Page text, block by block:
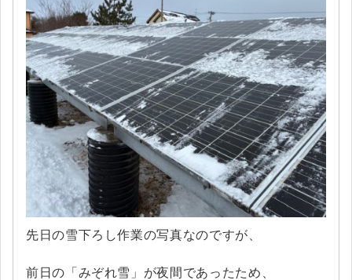
先日の雪下ろし作業の写真なのですが、
前日の「みぞれ雪」が夜間であったため、